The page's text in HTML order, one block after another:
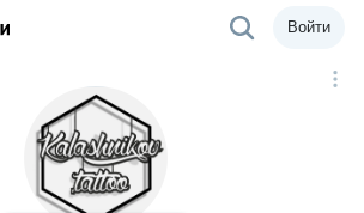
Войти